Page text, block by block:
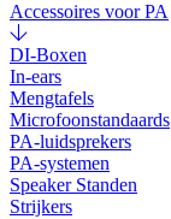
Accessoires voor PA
DI-Boxen
In-ears
Mengtafels
Microfoonstandaards
PA-luidsprekers
PA-systemen
Speaker Standen
Strijkers